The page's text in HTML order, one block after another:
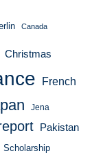
Canada
Christmas
French
Jena
Pakistan
Scholarship